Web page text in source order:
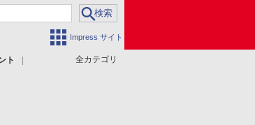
Impress サイト
全カテゴリ
ト